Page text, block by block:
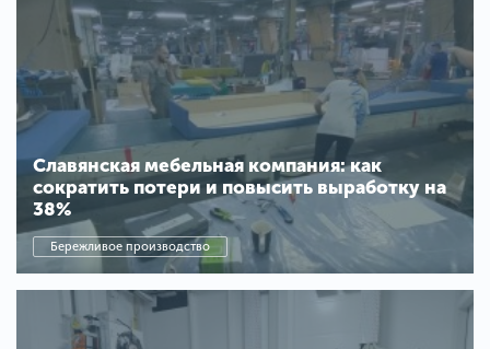
Славянская мебельная компания: как
сократить потери и повысить выработку на
38%
Бережливое производство